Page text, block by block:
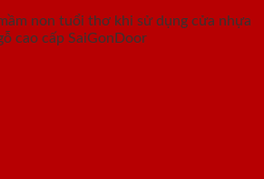
non tuổi thơ khi sử dụng cửa nhựa
cao cấp SaiGonDoor